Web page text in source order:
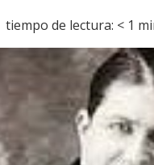
tiempo de lectura: < 1